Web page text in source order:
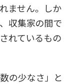
ません。しか
収集家の間で
れているもの
の少なさ」と